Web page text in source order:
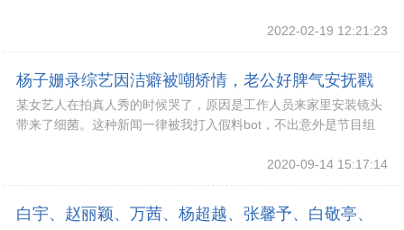
2022-02-19 12:21:23
杨子姗录综艺因洁癖被嘲矫情，老公好脾气安抚戳
笑点，快被夸疯了
某女艺人在拍真人秀的时候哭了，原因是工作人员来家里安装镜头
带来了细菌。这种新闻一律被我打入假料bot，不出意外是节目组
2020-09-14 15:17:14
白宇、赵丽颖、万茜、杨超越、张馨予、白敬亭、